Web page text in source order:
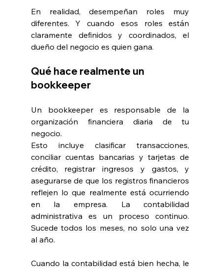
En realidad, desempeñan roles muy
diferentes. Y cuando esos roles están
claramente definidos y coordinados, el
dueño del negocio es quien gana.
Qué hace realmente un
bookkeeper
Un bookkeeper es responsable de la
organización financiera diaria de tu
negocio.
Esto incluye clasificar transacciones,
conciliar cuentas bancarias y tarjetas de
crédito, registrar ingresos y gastos, y
asegurarse de que los registros financieros
reflejen lo que realmente está ocurriendo
en la empresa. La contabilidad
administrativa es un proceso continuo.
Sucede todos los meses, no solo una vez
al año.
Cuando la contabilidad está bien hecha, le